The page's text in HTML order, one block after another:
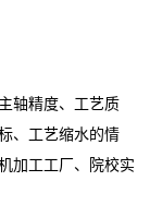
轴精度、工艺质
、工艺缩水的情
加工工厂、院校实